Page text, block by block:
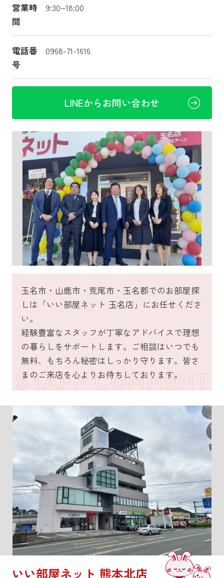
営業時
間
9:30~18:00
電話番
号
0968-71-1616
LINEからお問い合わせ
玉名市・山鹿市・荒尾市・玉名郡でのお部屋探
しは「いい部屋ネット 玉名店」にお任せくださ
い。
経験豊富なスタッフが丁寧なアドバイスで理想
の暮らしをサポートします。ご相談はいつでも
無料、もちろん秘密はしっかり守ります。皆さ
まのご来店を心よりお待ちしております。
いい部屋ネット 熊本北店